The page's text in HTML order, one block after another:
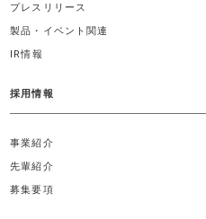
プレスリリース
製品・イベント関連
IR情報
採用情報
事業紹介
先輩紹介
募集要項